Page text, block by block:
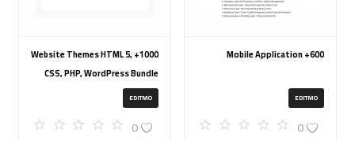
600+ Mobile Application
EDITMO
0
1000+ Website Themes HTML 5,
CSS, PHP, WordPress Bundle
20240917T145511Z 001 (ZIP)
EDITMO
0